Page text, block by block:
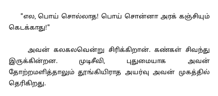
"எல, பொய் சொல்லாத! பொய் சொன்னா அரக் கஞ்சியும்
கெடக்காது!"
அவன் கலகலவென்று சிரிக்கிறான். கண்கள் சிவந்து
இருக்கின்றன. முடிசீவி, புதுமையாக அவன்
தோற்றமளித்தாலும் தூங்கியிராத அயர்வு அவன் முகத்தில்
தெரிகிறது.